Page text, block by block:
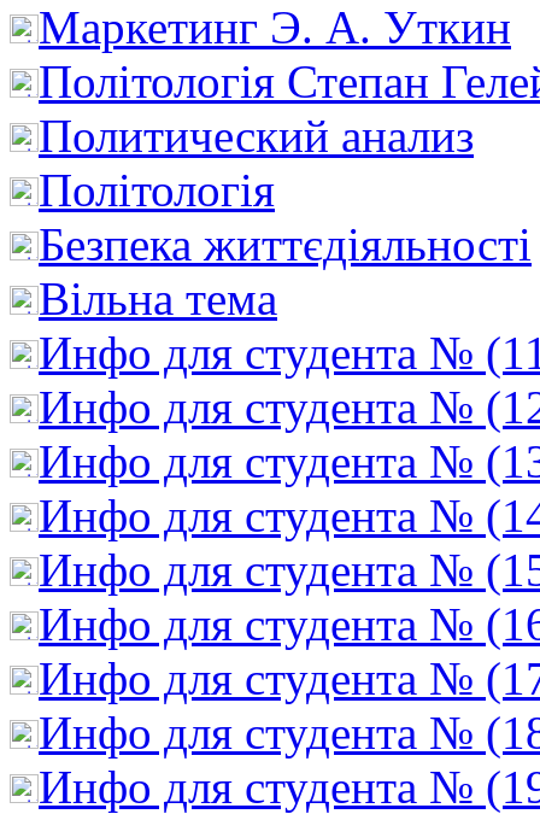
Маркетинг Э. А. Уткин
Політологія Степан
Политический анализ
Політологія
Безпека життєдіяльності
Вільна тема
Инфо для студента №
Инфо для студента №
Инфо для студента №
Инфо для студента №
Инфо для студента №
Инфо для студента №
Инфо для студента №
Инфо для студента №
Инфо для студента №